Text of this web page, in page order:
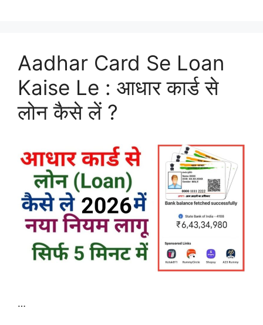
Aadhar Card Se Loan
Kaise Le : आधार कार्ड से
लोन कैसे लें ?
…